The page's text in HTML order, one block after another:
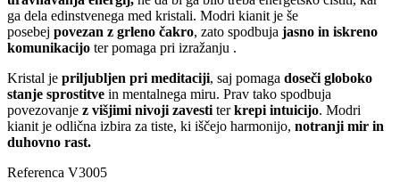
ga dela edinstvenega med kristali. Modri kianit je še
posebej povezan z grleno čakro, zato spodbuja jasno in iskreno
komunikacijo ter pomaga pri izražanju .
Kristal je priljubljen pri meditaciji, saj pomaga doseči globoko
stanje sprostitve in mentalnega miru. Prav tako spodbuja
povezovanje z višjimi nivoji zavesti terkrepi intuicijo. Modri
kianit je odlična izbira za tiste, ki iščejo harmonijo, notranji mir in
duhovno rast.
Referenca V3005